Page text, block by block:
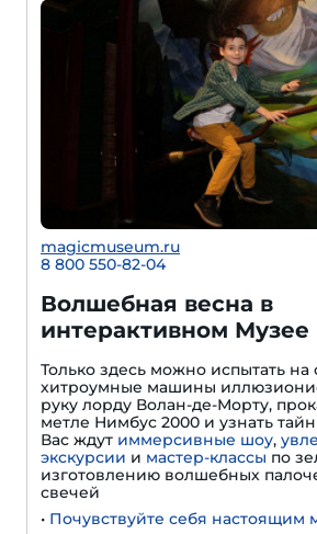
magicmuseum.ru
8 800 550-82-04
Волшебная весна в
интерактивном Музее
Только здесь можно испытать на
хитроумные машины
руку лорду Волан-де-Морту,
метле Нимбус 2000 и узнать
Вас ждут иммерсивные шоу,
экскурсии и мастер-классы по
изготовлению волшебных
свечей
• Почувствуйте себя настоящим